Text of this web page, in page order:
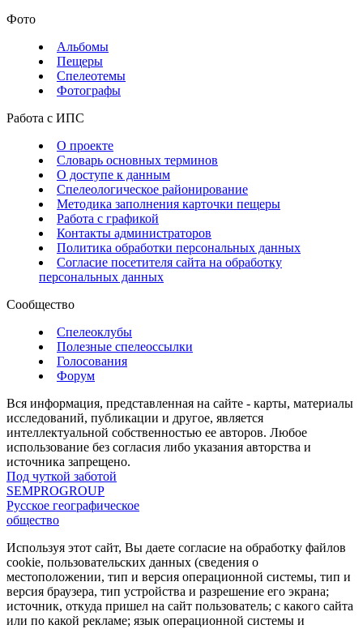
Фото
Альбомы
Пещеры
Спелеотемы
Фотографы
Работа с ИПС
О проекте
Словарь основных терминов
О доступе к данным
Спелеологическое районирование
Методика заполнения карточки пещеры
Работа с графикой
Контакты администраторов
Политика обработки персональных данных
Согласие посетителя сайта на обработку
персональных данных
Сообщество
Спелеоклубы
Полезные спелеоссылки
Голосования
Форум
Вся информация, представленная на сайте - карты, материалы
исследований, публикации и другое, является
интеллектуальной собственностью ее авторов. Любое
использование без согласия либо указания авторства и
источника запрещено.
Под чуткой заботой
SEMPROGROUP
Русское географическое
общество
Используя этот сайт, Вы даете согласие на обработку файлов
cookie, пользовательских данных (сведения о
местоположении, тип и версия операционной системы, тип и
версия браузера, тип устройства и разрешение его экрана;
источник, откуда пришел на сайт пользователь; с какого сайта
или по какой рекламе; язык операционной системы и